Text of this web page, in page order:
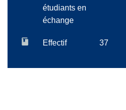
étudiants en
échange
Effectif 37